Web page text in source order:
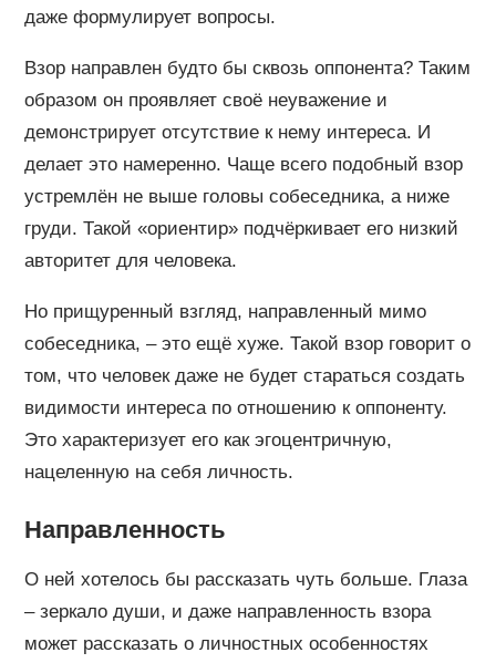
даже формулирует вопросы.
Взор направлен будто бы сквозь оппонента? Таким
образом он проявляет своё неуважение и
демонстрирует отсутствие к нему интереса. И
делает это намеренно. Чаще всего подобный взор
устремлён не выше головы собеседника, а ниже
груди. Такой «ориентир» подчёркивает его низкий
авторитет для человека.
Но прищуренный взгляд, направленный мимо
собеседника, – это ещё хуже. Такой взор говорит о
том, что человек даже не будет стараться создать
видимости интереса по отношению к оппоненту.
Это характеризует его как эгоцентричную,
нацеленную на себя личность.
Направленность
О ней хотелось бы рассказать чуть больше. Глаза
– зеркало души, и даже направленность взора
может рассказать о личностных особенностях